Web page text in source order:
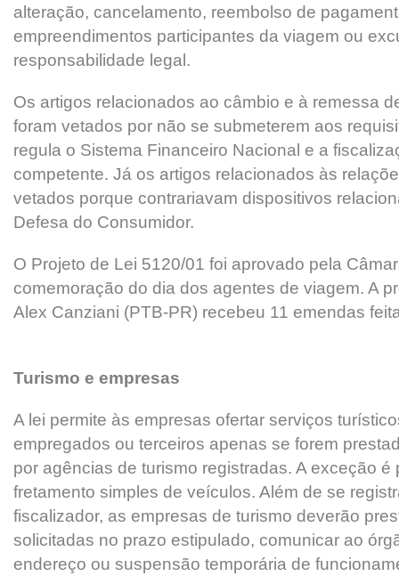
alteração, cancelamento, reembolso de
empreendimentos participantes da viagem ou
responsabilidade legal.
Os artigos relacionados ao câmbio e à remessa
foram vetados por não se submeterem aos
regula o Sistema Financeiro Nacional e a
competente. Já os artigos relacionados às
vetados porque contrariavam dispositivos
Defesa do Consumidor.
O Projeto de Lei 5120/01 foi aprovado pela
comemoração do dia dos agentes de viagem. A
Alex Canziani (PTB-PR) recebeu 11 emendas
Turismo e empresas
A lei permite às empresas ofertar serviços
empregados ou terceiros apenas se forem
por agências de turismo registradas. A exceção é
fretamento simples de veículos. Além de se
fiscalizador, as empresas de turismo deverão
solicitadas no prazo estipulado, comunicar ao
endereço ou suspensão temporária de